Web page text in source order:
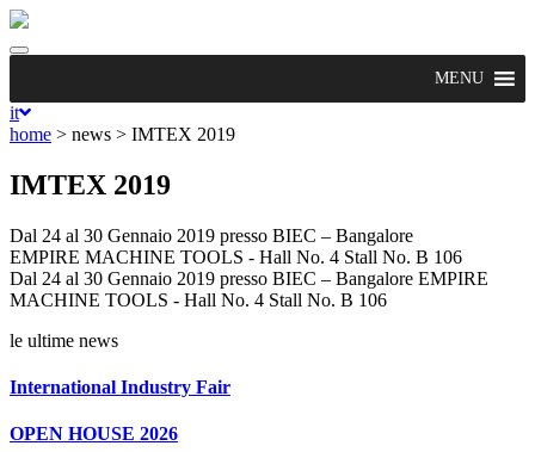
Toggle
MENU
it
home > news > IMTEX 2019
IMTEX 2019
Dal 24 al 30 Gennaio 2019 presso BIEC – Bangalore
EMPIRE MACHINE TOOLS - Hall No. 4 Stall No. B 106
Dal 24 al 30 Gennaio 2019 presso BIEC – Bangalore EMPIRE
MACHINE TOOLS - Hall No. 4 Stall No. B 106
le ultime news
International Industry Fair
OPEN HOUSE 2026